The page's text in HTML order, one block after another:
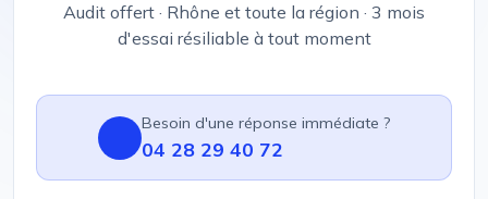
Audit offert · Rhône et toute la région · 3 mois
d'essai résiliable à tout moment
Besoin d'une réponse immédiate ?
04 28 29 40 72